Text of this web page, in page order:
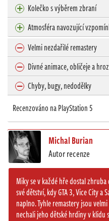
Kolečko s výběrem zbraní
Atmosféra navozující
Velmi nezdařilé remastery
Divné animace, obličeje a
Chyby, bugy, nedodělky
Recenzováno na PlayStation 5
Michal Burian
Autor recenze
Miky se v každé hře dostal
své dětství, kdy GTA 3, Vice City a
naplno. Tyhle remastery jsou
nechali jeho dětské hrdiny v klidu